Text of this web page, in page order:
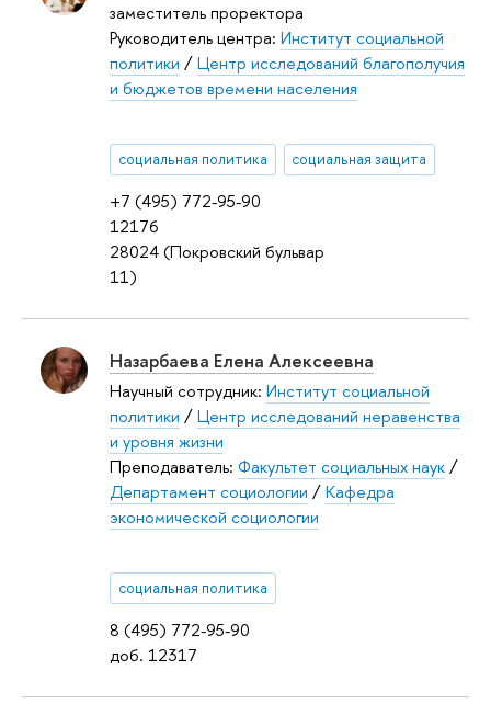
+7 (495) 772-95-90
12176
28024 (Покровский бульвар
11)
заместитель проректора
Руководитель центра: Институт социальной
политики /Центр исследований благополучия
и бюджетов времени населения
социальная политика социальная защита
8 (495) 772-95-90
доб. 12317
Назарбаева Елена Алексеевна
Научный сотрудник: Институт социальной
политики /Центр исследований неравенства
и уровня жизни
Преподаватель: Факультет социальных наук/
Департамент социологии /Кафедра
экономической социологии
социальная политика